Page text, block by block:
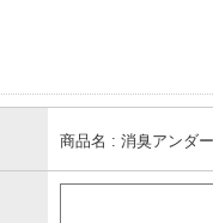
商品名 : 消臭アンダ